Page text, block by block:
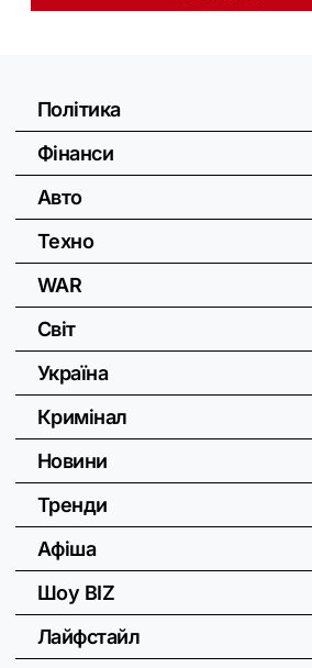
Політика
Фінанси
Авто
Техно
WAR
Світ
Україна
Кримінал
Новини
Тренди
Афіша
Шоу BIZ
Лайфстайл